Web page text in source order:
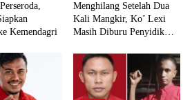
Kemendagri
Menghilang Setelah Dua
Kali Mangkir, Ko’ Lexi
Masih Diburu Penyidik